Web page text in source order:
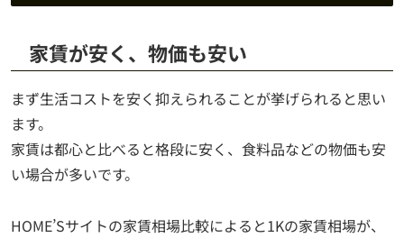
家賃が安く、物価も安い
まず生活コストを安く抑えられることが挙げられると思い
ます。
家賃は都心と比べると格段に安く、食料品などの物価も安
い場合が多いです。
HOME’Sサイトの家賃相場比較によると1Kの家賃相場が、